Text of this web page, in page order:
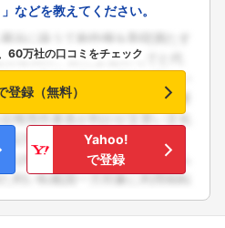
などを教えてください。
60万社の口コミをチェック
登録（無料）
Yahoo!
で登録